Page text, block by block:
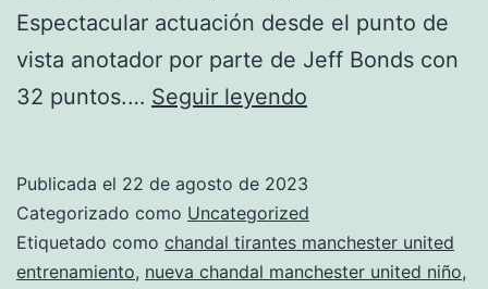
Espectacular actuación desde el punto de
vista anotador por parte de Jeff Bonds con
32 puntos.… Seguir leyendo
united
para
mujer
Publicada el 22 de agosto de 2023
Categorizado como Uncategorized
Etiquetado como chandal tirantes manchester united
entrenamiento, nueva chandal manchester united niño,